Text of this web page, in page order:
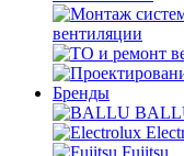
вентиляции
Бренды
Fujitsu